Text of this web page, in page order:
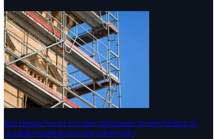
Een steiger huren en laten opbouwen op een helling of
ongelijke ondergrond: hoe werkt dat?